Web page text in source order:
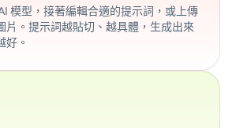
模型，接著編輯合適的提示詞，或上傳
片。提示詞越貼切、越具體，生成出來
好。